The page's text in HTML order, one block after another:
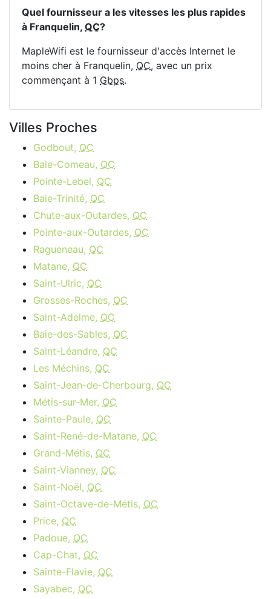
Quel fournisseur a les vitesses les plus rapides
à Franquelin, QC?
MapleWifi est le fournisseur d'accès Internet le
moins cher à Franquelin, QC, avec un prix
commençant à 1 Gbps.
Villes Proches
Godbout, QC
Baie-Comeau, QC
Pointe-Lebel, QC
Baie-Trinité, QC
Chute-aux-Outardes, QC
Pointe-aux-Outardes, QC
Ragueneau, QC
Matane, QC
Saint-Ulric, QC
Grosses-Roches, QC
Saint-Adelme, QC
Baie-des-Sables, QC
Saint-Léandre, QC
Les Méchins, QC
Saint-Jean-de-Cherbourg, QC
Métis-sur-Mer, QC
Sainte-Paule, QC
Saint-René-de-Matane, QC
Grand-Métis, QC
Saint-Vianney, QC
Saint-Noël, QC
Saint-Octave-de-Métis, QC
Price, QC
Padoue, QC
Cap-Chat, QC
Sainte-Flavie, QC
Sayabec, QC